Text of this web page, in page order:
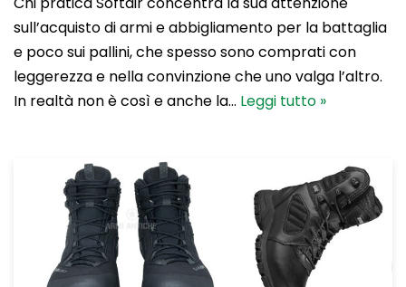
sull’acquisto di armi e abbigliamento per la battaglia
e poco sui pallini, che spesso sono comprati con
leggerezza e nella convinzione che uno valga l’altro.
In realtà non è così e anche la… Leggi tutto »